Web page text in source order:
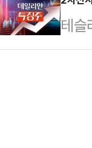
다.
자
‘이
다.#
테
다